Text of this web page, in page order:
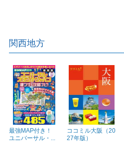
関西地方
最強MAP付き！
ユニバーサル・...
ココミル大阪（20
27年版）